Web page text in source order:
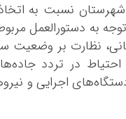
نسبت به اتخاذ
به دستورالعمل
نظارت بر وضعیت
احتیاط در تردد
اجرایی و